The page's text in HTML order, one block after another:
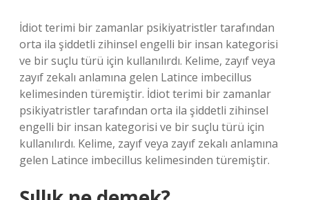
İdiot terimi bir zamanlar psikiyatristler tarafından
orta ila şiddetli zihinsel engelli bir insan kategorisi
ve bir suçlu türü için kullanılırdı. Kelime, zayıf veya
zayıf zekalı anlamına gelen Latince imbecillus
kelimesinden türemiştir. İdiot terimi bir zamanlar
psikiyatristler tarafından orta ila şiddetli zihinsel
engelli bir insan kategorisi ve bir suçlu türü için
kullanılırdı. Kelime, zayıf veya zayıf zekalı anlamına
gelen Latince imbecillus kelimesinden türemiştir.